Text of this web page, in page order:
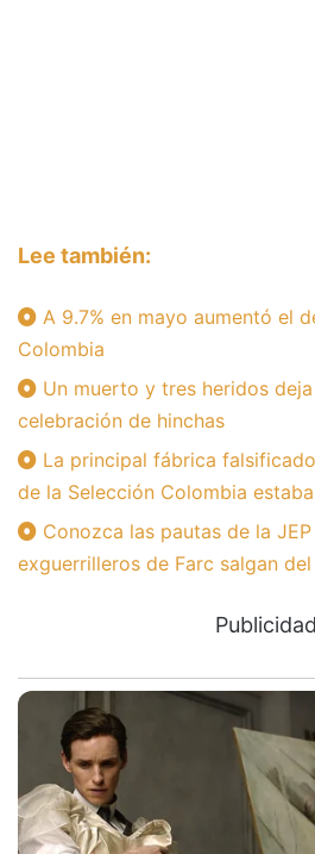
Lee también:
A 9.7% en mayo aumentó el
Colombia
Un muerto y tres heridos
celebración de hinchas
La principal fábrica
de la Selección Colombia
Conozca las pautas de la
exguerrilleros de Farc salgan
Publicidad